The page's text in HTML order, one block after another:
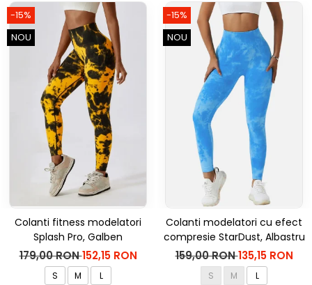
-15%
NOU
Colanti fitness modelatori
Splash Pro, Galben
179,00 RON152,15 RON
S M L
-15%
NOU
Colanti modelatori cu efect
compresie StarDust, Albastru
159,00 RON135,15 RON
S M L